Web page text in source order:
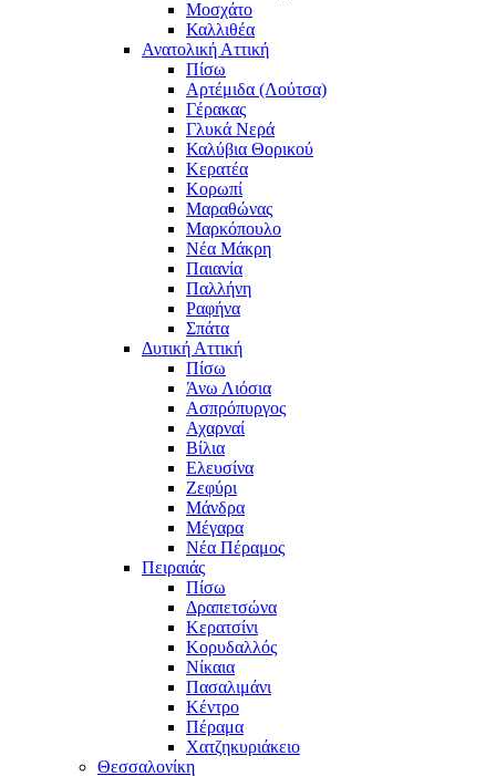
Μοσχάτο
Καλλιθέα
Ανατολική Αττική
Πίσω
Αρτέμιδα (Λούτσα)
Γέρακας
Γλυκά Νερά
Καλύβια Θορικού
Κερατέα
Κορωπί
Μαραθώνας
Μαρκόπουλο
Νέα Μάκρη
Παιανία
Παλλήνη
Ραφήνα
Σπάτα
Δυτική Αττική
Πίσω
Άνω Λιόσια
Ασπρόπυργος
Αχαρναί
Βίλια
Ελευσίνα
Ζεφύρι
Μάνδρα
Μέγαρα
Νέα Πέραμος
Πειραιάς
Πίσω
Δραπετσώνα
Κερατσίνι
Κορυδαλλός
Νίκαια
Πασαλιμάνι
Κέντρο
Πέραμα
Χατζηκυριάκειο
Θεσσαλονίκη